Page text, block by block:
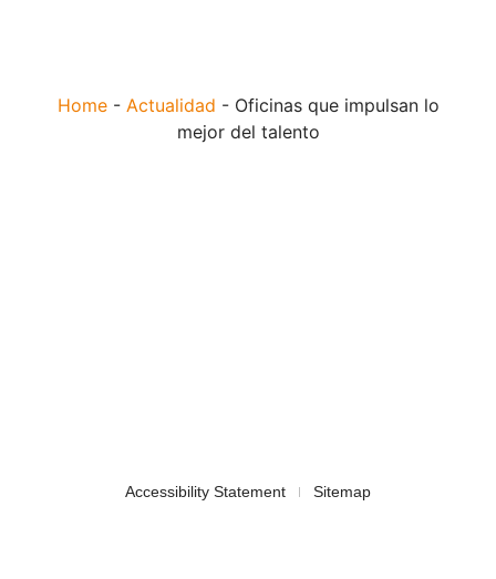
Home- Actualidad - Oficinas que impulsan lo
mejor del talento
Accessibility Statement Sitemap